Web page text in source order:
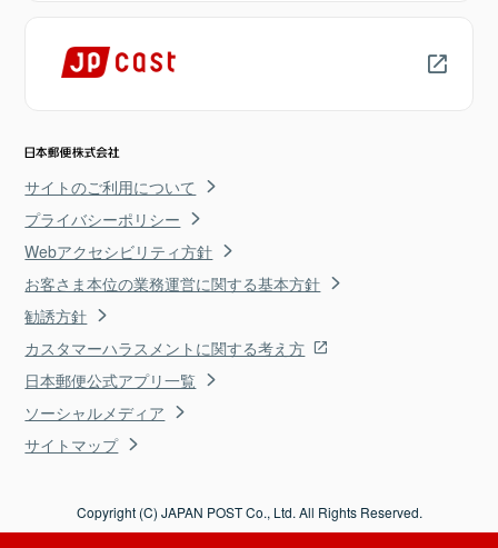
サイトのご利用について
プライバシーポリシー
Webアクセシビリティ方針
お客さま本位の業務運営に関する基本方針
勧誘方針
カスタマーハラスメントに関する考え方
日本郵便公式アプリ一覧
ソーシャルメディア
サイトマップ
Copyright (C) JAPAN POST Co., Ltd. All Rights Reserved.